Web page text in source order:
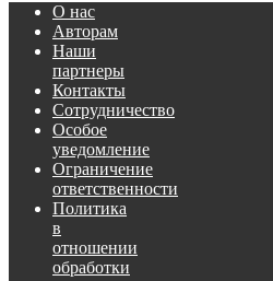
О нас
Авторам
Наши
партнеры
Контакты
Сотрудничество
Особое
уведомление
Ограничение
ответственности
Политика
в
отношении
обработки